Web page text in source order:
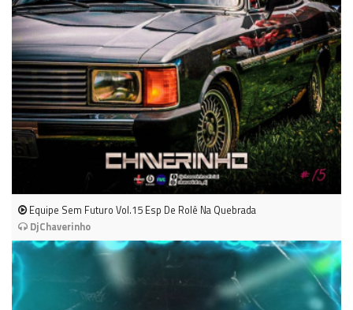
Equipe Sem Futuro Vol.15 Esp De Rolê Na Quebrada
DjChaverinho